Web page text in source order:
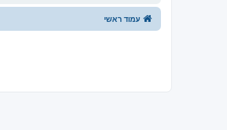
עמוד ראשי